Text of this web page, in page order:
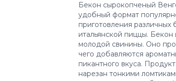
Бекон сырокопченый
удобный формат
приготовления
итальянской пиццы. Бекон
молодой свинины. Оно
чего добавляются
пикантного вкуса.
нарезан тонкими